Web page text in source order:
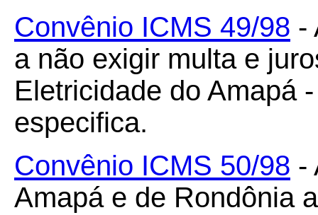
Convênio ICMS 49/98 -
a não exigir multa e
Eletricidade do Amapá
especifica.
Convênio ICMS 50/98 -
Amapá e de Rondônia